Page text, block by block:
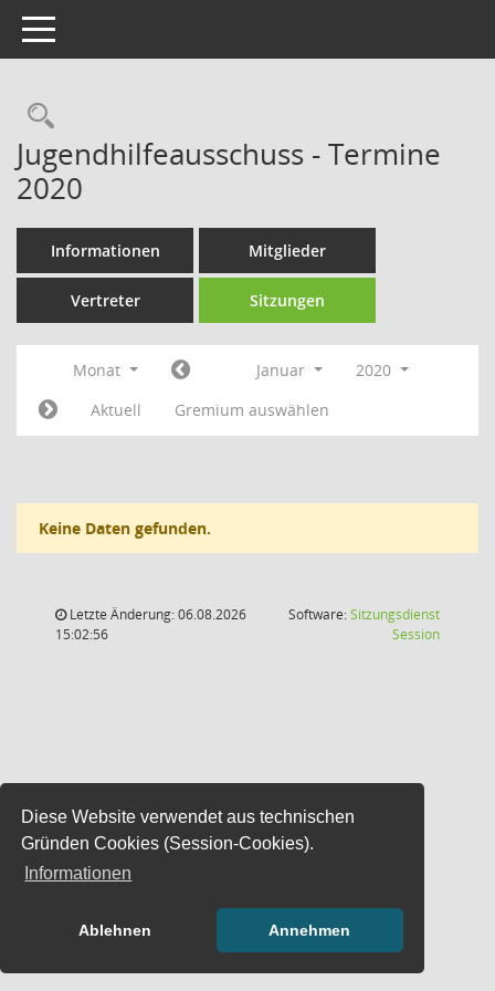
Diese Website verwendet aus technischen
Gründen Cookies (Session-Cookies).
Informationen
Ablehnen Annehmen
Toggle navigation
Rechercheauswahl
Jugendhilfeausschuss - Termine
2020
Informationen Mitglieder
Vertreter Sitzungen
Monat Januar
2020
Aktuell
Gremium auswählen
Keine Daten gefunden.
Letzte Änderung: 06.08.2026
15:02:56
Software:Sitzungsdienst
Session(Wird in